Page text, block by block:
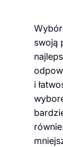
swoją
i